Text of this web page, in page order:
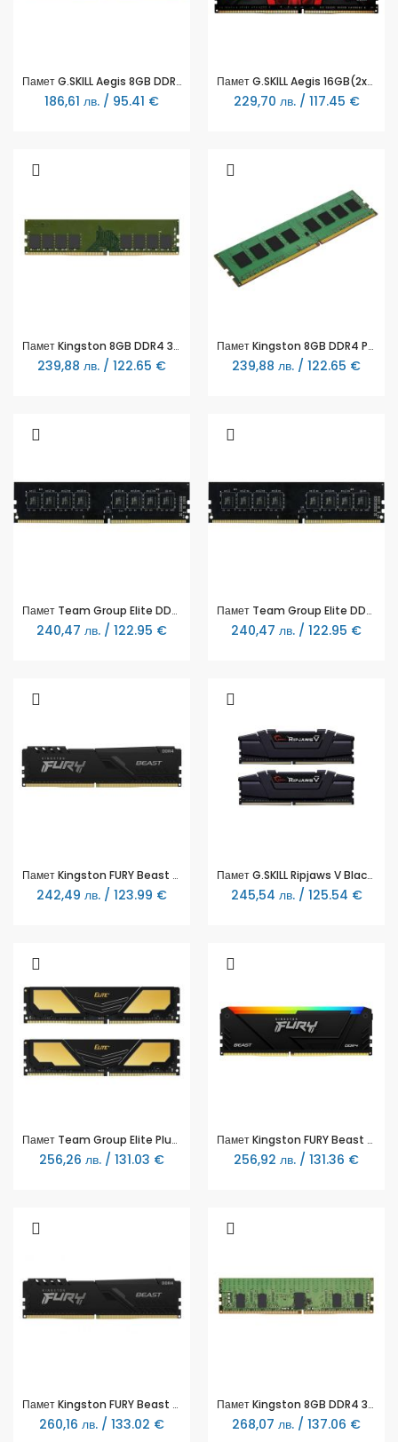
Памет G.SKILL Aegis 8GB DDR4 PC4-24000 3000MHz CL16 F4-3000C16S-8GISB
186,61 лв. / 95.41 €
Памет G.SKILL Aegis 16GB(2x8GB) DDR4 2666MHz F4-2666C19D-16GIS
229,70 лв. / 117.45 €
Памет Kingston 8GB DDR4 3200MHz CL22 1Rx8 288-pin 8Gbit - KCP432NS8/8
239,88 лв. / 122.65 €
Памет Kingston 8GB DDR4 PC4-25600 3200MHz CL22 KVR32N22S8/8
239,88 лв. / 122.65 €
Памет Team Group Elite DDR4 16GB 2666MHz, CL19-19-19-43 1.2V
240,47 лв. / 122.95 €
Памет Team Group Elite DDR4 16GB 3200MHz, CL22-22-22-52, 1.2V
240,47 лв. / 122.95 €
Памет Kingston FURY Beast Black 8GB DDR4 3200MHz KF432C16BB/8
242,49 лв. / 123.99 €
Памет G.SKILL Ripjaws V Black 16GB(2x8GB) DDR4 3200MHz F4-3200C16D-16GVKB
245,54 лв. / 125.54 €
Памет Team Group Elite Plus DDR4 - 16GB (2x8GB) 3200MHz CL22
256,26 лв. / 131.03 €
Памет Kingston FURY Beast Black RGB 8GB DDR4 3200MHz CL16
256,92 лв. / 131.36 €
Памет Kingston FURY Beast Black 8GB DDR4 PC4-28800 3600MHz CL17 KF436C17BB/8
260,16 лв. / 133.02 €
Памет Kingston 8GB DDR4 3200MHz CL22 1Rx8 288-pin 8Gbit - KSM32RS8/8MR
268,07 лв. / 137.06 €